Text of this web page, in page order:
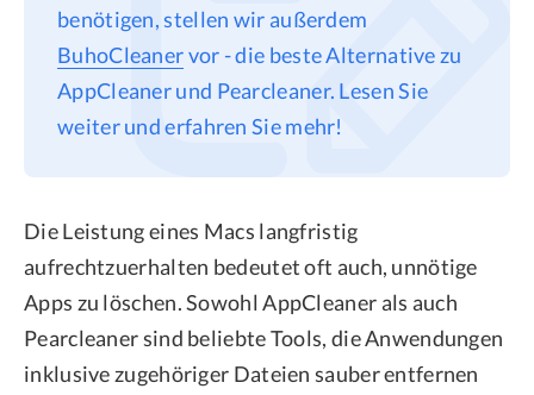
benötigen, stellen wir außerdem
BuhoCleanervor - die beste Alternative zu
AppCleaner und Pearcleaner. Lesen Sie
weiter und erfahren Sie mehr!
Die Leistung eines Macs langfristig
aufrechtzuerhalten bedeutet oft auch, unnötige
Apps zu löschen. Sowohl AppCleaner als auch
Pearcleaner sind beliebte Tools, die Anwendungen
inklusive zugehöriger Dateien sauber entfernen